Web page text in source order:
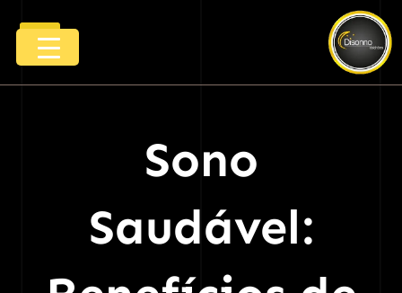
para
Menu
Sono
Saudável: